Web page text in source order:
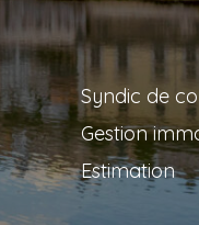
Syndic de
Gestion
Estimation